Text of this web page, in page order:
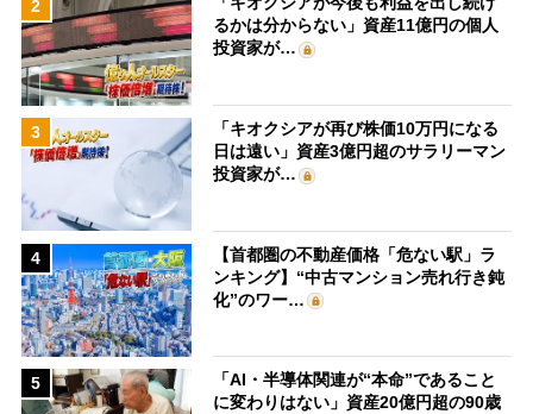
2
るかは分からない」資産11億円の個人
投資家が…
3
「キオクシアが再び株価10万円になる
日は遠い」資産3億円超のサラリーマン
投資家が…
4
【首都圏の不動産価格「危ない駅」ラ
ンキング】“中古マンション売れ行き鈍
化”のワー…
5
「AI・半導体関連が“本命”であること
に変わりはない」資産20億円超の90歳